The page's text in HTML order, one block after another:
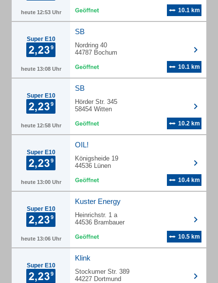
heute 12:53 Uhr 10.1 km
Super E10
heute 13:08 Uhr
SB
Nordring 40
44787 Bochum
10.1 km
Super E10
heute 12:58 Uhr
SB
Hörder Str. 345
58454 Witten
10.2 km
Super E10
heute 13:00 Uhr
OIL!
Königsheide 19
44536 Lünen
10.4 km
Super E10
heute 13:06 Uhr
Kuster Energy
Heinrichstr. 1 a
44536 Brambauer
10.5 km
Super E10
Klink
Stockumer Str. 389
44227 Dortmund